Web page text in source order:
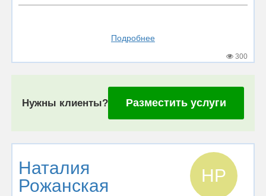
Подробнее
300
Нужны клиенты? Разместить услуги
Наталия
Рожанская
НР